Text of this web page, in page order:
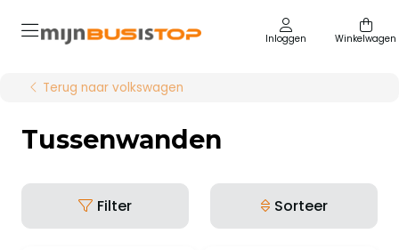
Inloggen Winkelwagen
Terug naar volkswagen
Tussenwanden
Filter Sorteer